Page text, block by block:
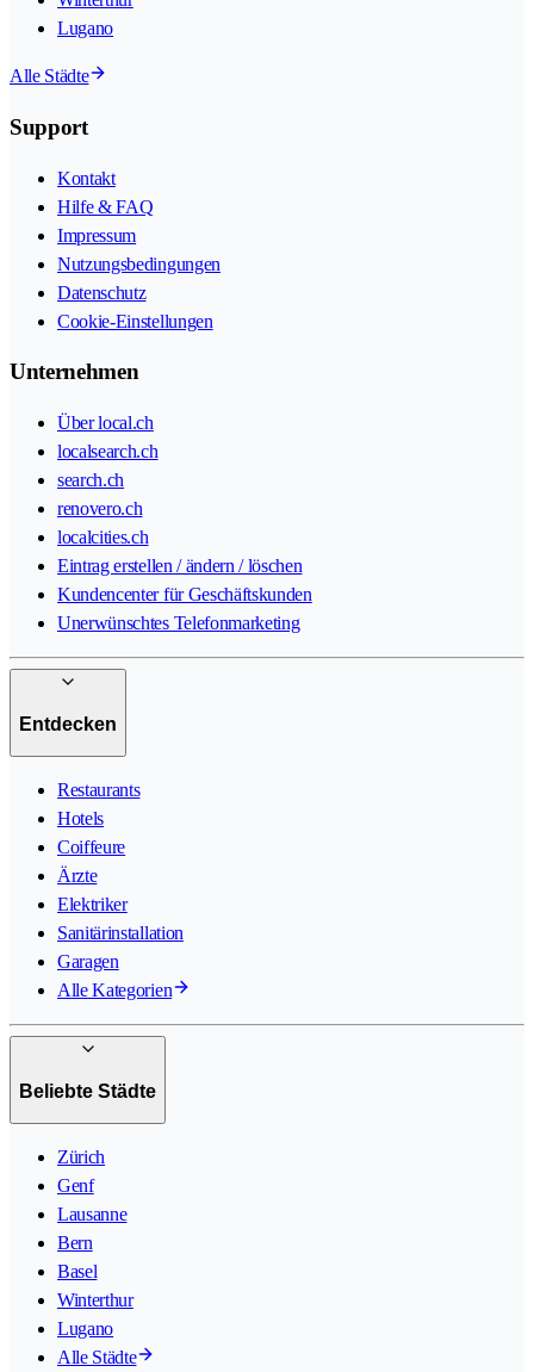
Lugano
Alle Städte
Support
Kontakt
Hilfe & FAQ
Impressum
Nutzungsbedingungen
Datenschutz
Cookie-Einstellungen
Unternehmen
Über local.ch
localsearch.ch
search.ch
renovero.ch
localcities.ch
Eintrag erstellen / ändern / löschen
Kundencenter für Geschäftskunden
Unerwünschtes Telefonmarketing
Entdecken
Restaurants
Hotels
Coiffeure
Ärzte
Elektriker
Sanitärinstallation
Garagen
Alle Kategorien
Beliebte Städte
Zürich
Genf
Lausanne
Bern
Basel
Winterthur
Lugano
Alle Städte